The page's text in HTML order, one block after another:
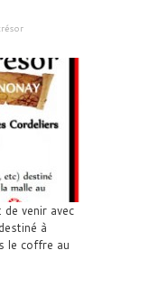
venir avec
à
le coffre au